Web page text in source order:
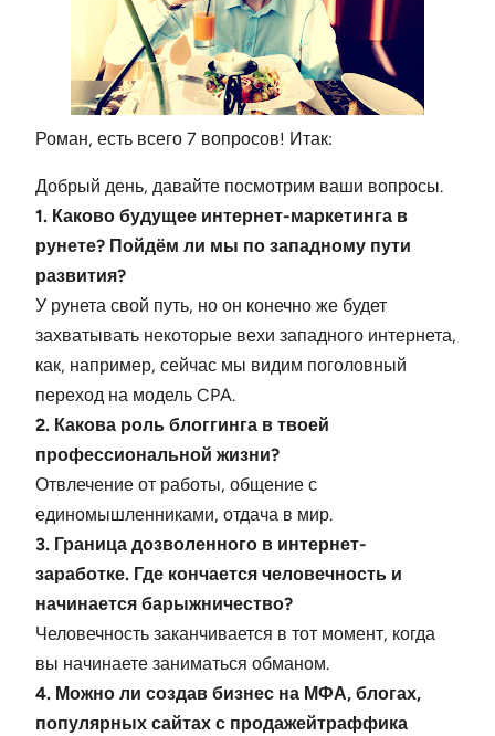
Роман, есть всего 7 вопросов! Итак:
Добрый день, давайте посмотрим ваши вопросы.
1. Каково будущее интернет-маркетинга в
рунете? Пойдём ли мы по западному пути
развития?
У рунета свой путь, но он конечно же будет
захватывать некоторые вехи западного интернета,
как, например, сейчас мы видим поголовный
переход на модель CPA.
2. Какова роль блоггинга в твоей
профессиональной жизни?
Отвлечение от работы, общение с
единомышленниками, отдача в мир.
3. Граница дозволенного в интернет-
заработке. Где кончается человечность и
начинается барыжничество?
Человечность заканчивается в тот момент, когда
вы начинаете заниматься обманом.
4. Можно ли создав бизнес на МФА, блогах,
популярных сайтах с продажейтраффика